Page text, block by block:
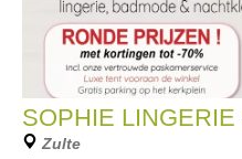
SOPHIE
Zulte